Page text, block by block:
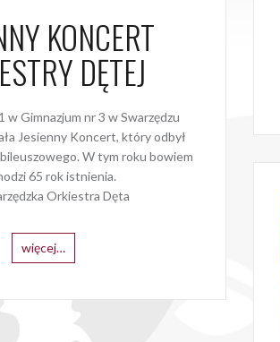
KONCERT
DĘTEJ
w Gimnazjum nr 3 w Swarzędzu
Jesienny Koncert, który odbył
W tym roku bowiem
65 rok istnienia.
Orkiestra Dęta
więcej…